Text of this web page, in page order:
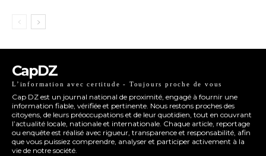
CapDZ
L’information avec certitude - Toujours proche de vous
Cap DZ est un journal national de proximité, engagé à fournir une
information fiable, vérifiée et pertinente. Nous restons proches des
citoyens, de leurs préoccupations et de leur quotidien, tout en couvrant
l’actualité locale, nationale et internationale. Chaque article, reportage
ou enquête est réalisé avec rigueur, transparence et responsabilité, afin
que vous puissiez comprendre, analyser et participer activement à la
vie de notre société.